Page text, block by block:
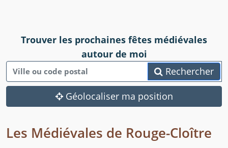
Trouver les prochaines fêtes médiévales
autour de moi
Rechercher
Géolocaliser ma position
Les Médiévales de Rouge-Cloître